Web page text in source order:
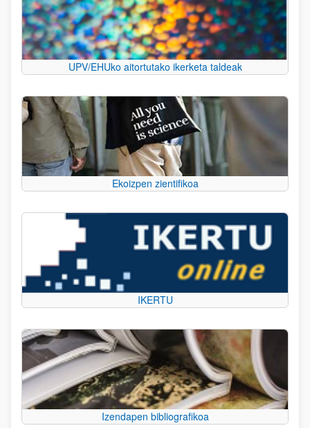
UPV/EHUko aitortutako ikerketa taldeak
Ekoizpen zientifikoa
IKERTU
Izendapen bibliografikoa